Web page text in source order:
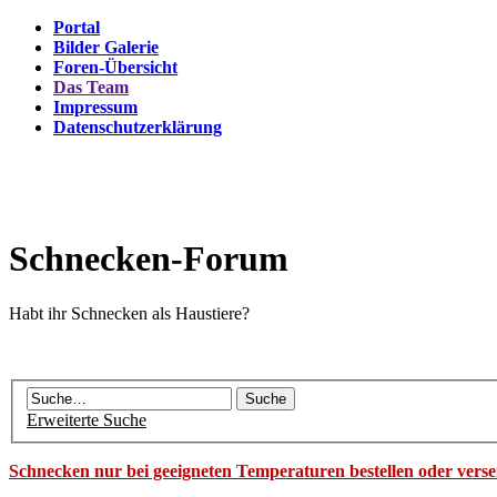
Portal
Bilder Galerie
Foren-Übersicht
Das Team
Impressum
Datenschutzerklärung
Schnecken-Forum
Habt ihr Schnecken als Haustiere?
Erweiterte Suche
Schnecken nur bei geeigneten Temperaturen bestellen oder